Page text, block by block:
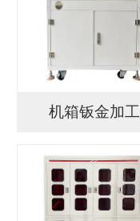
机箱钣金加工